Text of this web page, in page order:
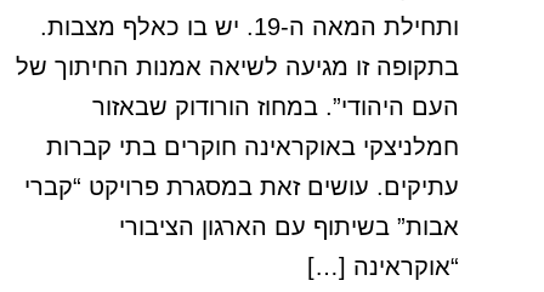
ותחילת המאה ה-19. יש בו כאלף מצבות.
בתקופה זו מגיעה לשיאה אמנות החיתוך של
העם היהודי”. במחוז הורודוק שבאזור
חמלניצקי באוקראינה חוקרים בתי קברות
עתיקים. עושים זאת במסגרת פרויקט “קברי
אבות” בשיתוף עם הארגון הציבורי
“אוקראינה […]